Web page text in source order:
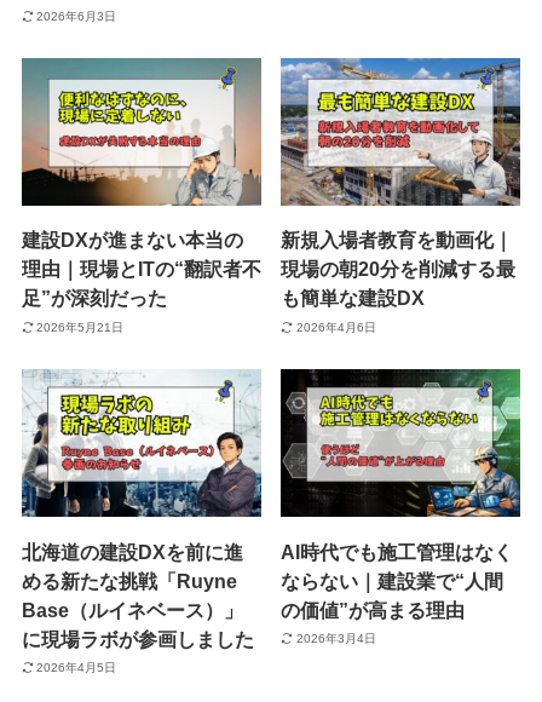
2026年6月3日
建設DXが進まない本当の
理由｜現場とITの“翻訳者不
足”が深刻だった
2026年5月21日
新規入場者教育を動画化｜
現場の朝20分を削減する最
も簡単な建設DX
2026年4月6日
北海道の建設DXを前に進
める新たな挑戦「Ruyne
Base（ルイネベース）」
に現場ラボが参画しました
2026年4月5日
AI時代でも施工管理はなく
ならない｜建設業で“人間
の価値”が高まる理由
2026年3月4日